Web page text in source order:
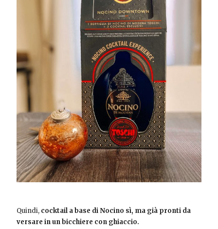
Quindi, cocktail a base di Nocino sì, ma già pronti da
versare in un bicchiere con ghiaccio.